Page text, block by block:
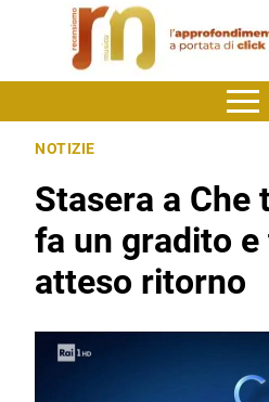
NOTIZIE
Stasera a Che
fa un gradito
atteso ritorno